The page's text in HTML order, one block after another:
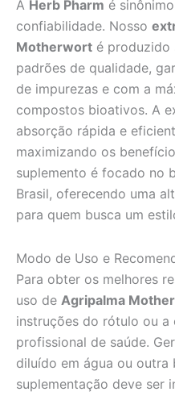
A Herb Pharm é
confiabilidade. Nosso
Motherwort é produzido
padrões de qualidade,
de impurezas e com a
compostos bioativos. A
absorção rápida e
maximizando os
suplemento é focado no
Brasil, oferecendo uma
para quem busca um
Modo de Uso e
Para obter os melhores
uso de Agripalma
instruções do rótulo ou a
profissional de saúde.
diluído em água ou outra
suplementação deve ser